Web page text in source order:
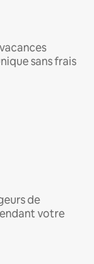
sans frais
de
votre